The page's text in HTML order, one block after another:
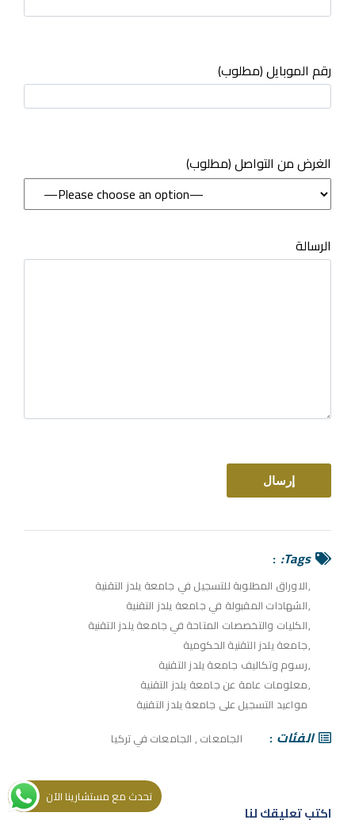
رقم الموبايل (مطلوب)
(مطلوب) الغرض من التواصل
الرسالة
Tags:
الاوراق المطلوبة للتسجيل في جامعة يلدز التقنية
الشهادات المقبولة في جامعة يلدز التقنية
الكليات والتخصصات المتاحة في جامعة يلدز التقنية
جامعة يلدز التقنية الحكومية
رسوم وتكاليف جامعة يلدز التقنية
معلومات عامة عن جامعة يلدز التقنية
مواعيد التسجيل على جامعة يلدز التقنية
الفئات الجامعات , الجامعات في تركيا
اكتب تعليقك لنا
تحدث مع مستشارينا الآن